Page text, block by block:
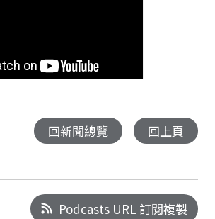
回新聞總覽 回上頁
Podcasts URL 訂閱複製